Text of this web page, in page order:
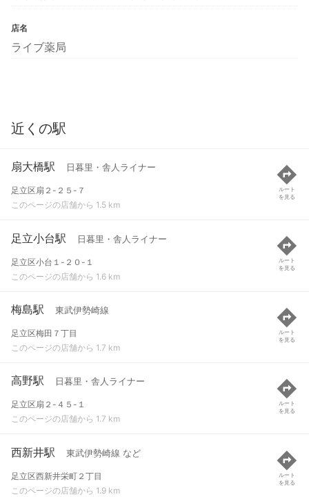
店名
ライブ薬局
近くの駅
扇大橋駅 日暮里・舎人ライナー
足立区扇２-２５-７
このページの店舗から 1.5 km
ルート
を見る
足立小台駅 日暮里・舎人ライナー
足立区小台１-２０-１
このページの店舗から 1.6 km
ルート
を見る
梅島駅 東武伊勢崎線
足立区梅田７丁目
このページの店舗から 1.7 km
ルート
を見る
高野駅 日暮里・舎人ライナー
足立区扇２-４５-１
このページの店舗から 1.7 km
ルート
を見る
西新井駅 東武伊勢崎線 など
足立区西新井栄町２丁目
このページの店舗から 1.9 km
ルート
を見る